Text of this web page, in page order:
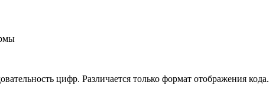
цифр. Различается только формат отображения кода.